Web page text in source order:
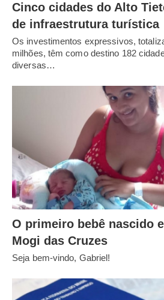
Cinco cidades do Alto
de infraestrutura turística
Os investimentos expressivos,
milhões, têm como destino 182
diversas…
O primeiro bebê nascido
Mogi das Cruzes
Seja bem-vindo, Gabriel!